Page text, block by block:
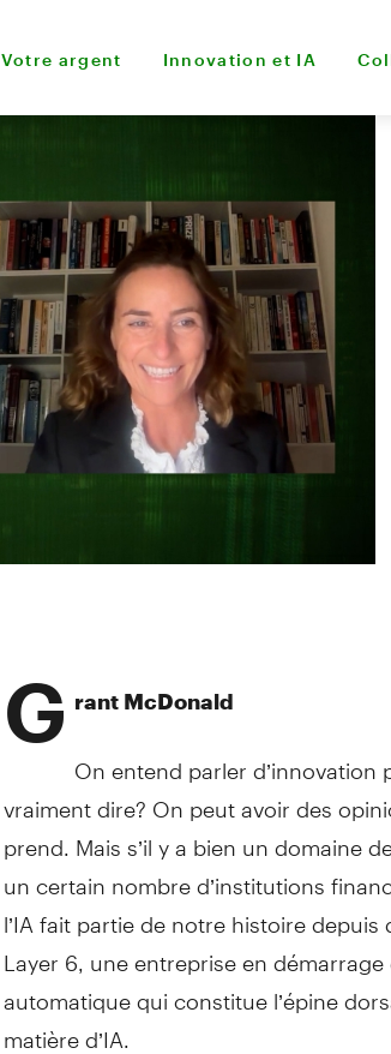
Votre argent Innovation et IA
G rant McDonald
On entend parler
vraiment dire? On peut avoir des
prend. Mais s’il y a bien un domaine
un certain nombre d’institutions
l’IA fait partie de notre histoire
Layer 6, une entreprise en démarrage
automatique qui constitue l’épine
matière d’IA.